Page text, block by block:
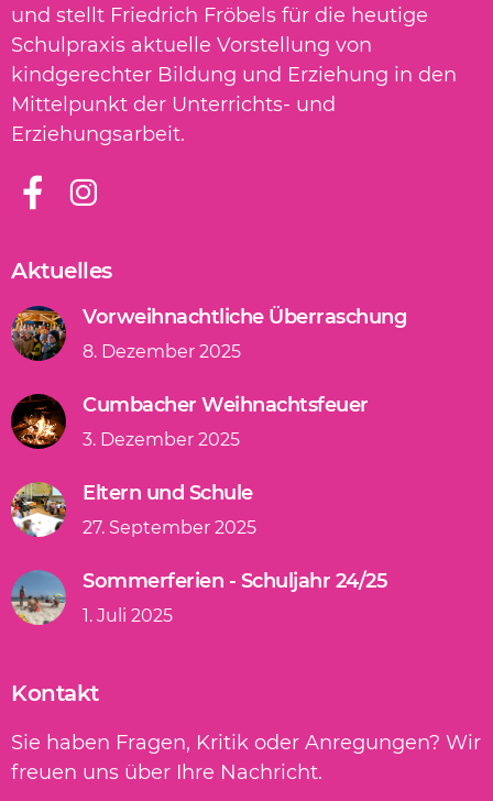
und stellt Friedrich Fröbels für die heutige
Schulpraxis aktuelle Vorstellung von
kindgerechter Bildung und Erziehung in den
Mittelpunkt der Unterrichts- und
Erziehungsarbeit.
Aktuelles
Vorweihnachtliche Überraschung
8. Dezember 2025
Cumbacher Weihnachtsfeuer
3. Dezember 2025
Eltern und Schule
27. September 2025
Sommerferien - Schuljahr 24/25
1. Juli 2025
Kontakt
Sie haben Fragen, Kritik oder Anregungen? Wir
freuen uns über Ihre Nachricht.